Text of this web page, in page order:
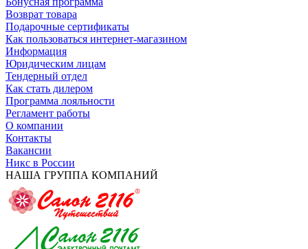
Возврат товара
Подарочные сертификаты
Как пользоваться интернет-магазином
Информация
Юридическим лицам
Тендерный отдел
Как стать дилером
Программа лояльности
Регламент работы
О компании
Контакты
Вакансии
Никс в России
НАША ГРУППА КОМПАНИЙ